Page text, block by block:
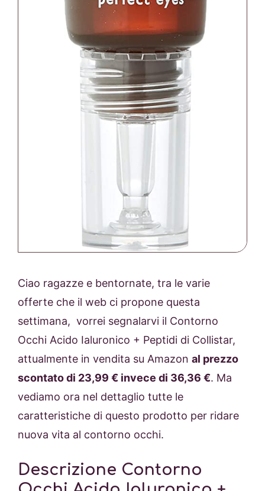
Ciao ragazze e bentornate, tra le varie
offerte che il web ci propone questa
settimana, vorrei segnalarvi il Contorno
Occhi Acido Ialuronico + Peptidi di Collistar,
attualmente in vendita su Amazon al prezzo
scontato di 23,99 € invece di 36,36 €. Ma
vediamo ora nel dettaglio tutte le
caratteristiche di questo prodotto per ridare
nuova vita al contorno occhi.
Descrizione Contorno